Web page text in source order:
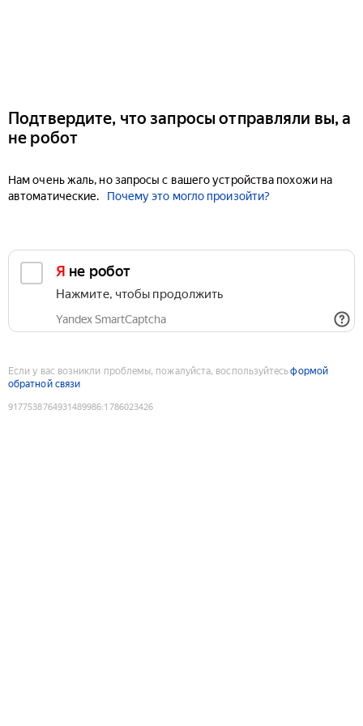
Подтвердите, что запросы отправляли вы, а
не робот
Нам очень жаль, но запросы с вашего устройства похожи на
автоматические.
Почему это могло произойти?
Я не робот
Нажмите, чтобы продолжить
Yandex SmartCaptcha
Если у вас возникли проблемы, пожалуйста, воспользуйтесьформой
обратной связи
9177538764931489986:1786023426